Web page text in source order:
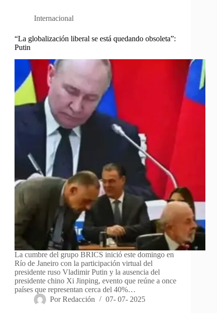
Internacional
“La globalización liberal se está quedando obsoleta”:
Putin
La cumbre del grupo BRICS inició este domingo en
Río de Janeiro con la participación virtual del
presidente ruso Vladimir Putin y la ausencia del
presidente chino Xi Jinping, evento que reúne a once
países que representan cerca del 40%…
Por Redacción 07- 07- 2025